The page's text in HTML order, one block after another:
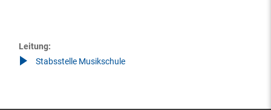
Leitung:
Stabsstelle Musikschule